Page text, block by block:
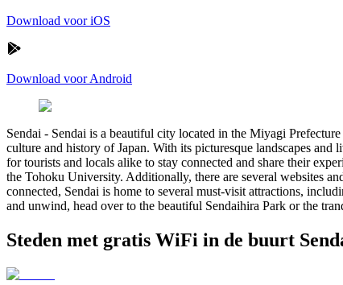
Download voor iOS
Download voor Android
Sendai - Sendai is a beautiful city located in the Miyagi
culture and history of Japan. With its picturesque landscapes
for tourists and locals alike to stay connected and share their
the Tohoku University. Additionally, there are several websites
connected, Sendai is home to several must-visit attractions,
and unwind, head over to the beautiful Sendaihira Park or the
Steden met gratis WiFi in de buurt